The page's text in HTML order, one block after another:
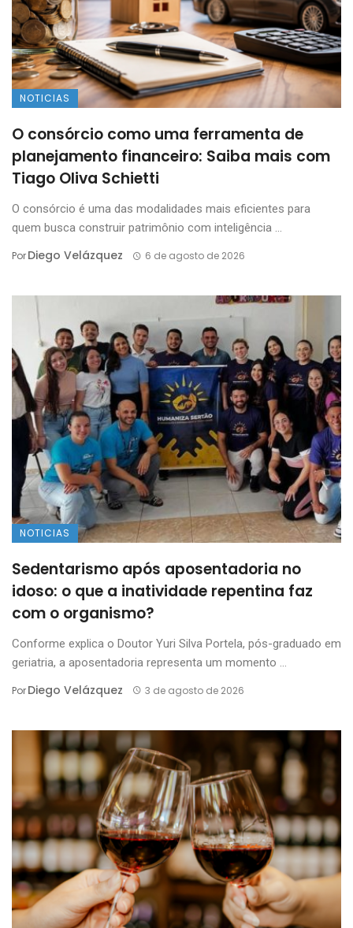
NOTICIAS
O consórcio como uma ferramenta de
planejamento financeiro: Saiba mais com
Tiago Oliva Schietti
O consórcio é uma das modalidades mais eficientes para
quem busca construir patrimônio com inteligência ...
PorDiego Velázquez 6 de agosto de 2026
NOTICIAS
Sedentarismo após aposentadoria no
idoso: o que a inatividade repentina faz
com o organismo?
Conforme explica o Doutor Yuri Silva Portela, pós-graduado em
geriatria, a aposentadoria representa um momento ...
PorDiego Velázquez 3 de agosto de 2026